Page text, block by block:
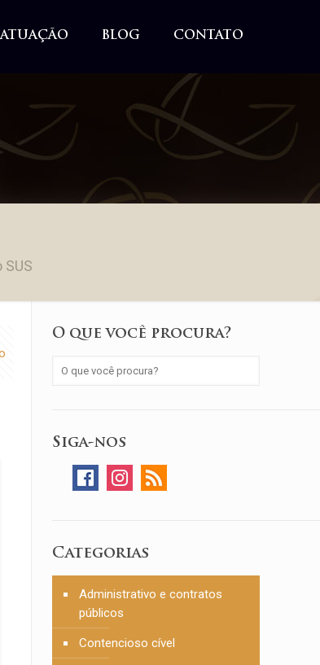
BLOG CONTATO
O que você procura?
Siga-nos
Categorias
Administrativo e contratos
públicos
Contencioso cível